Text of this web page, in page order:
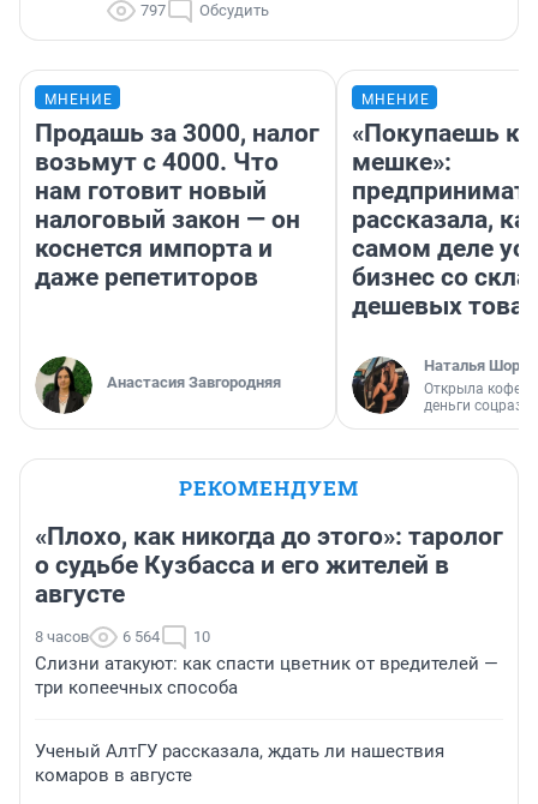
797 Обсудить
МНЕНИЕ
Продашь за 3000, налог
возьмут с 4000. Что
нам готовит новый
налоговый закон — он
коснется импорта и
даже репетиторов
Анастасия Завгородняя
МНЕНИЕ
«Покупаешь
мешке»:
рассказала,
самом деле
бизнес со
дешевых
Наталья
Открыла
деньги
РЕКОМЕНДУЕМ
«Плохо, как никогда до этого»: таролог
о судьбе Кузбасса и его жителей в
августе
8 часов 6 564 10
Слизни атакуют: как спасти цветник от вредителей —
три копеечных способа
Ученый АлтГУ рассказала, ждать ли нашествия
комаров в августе